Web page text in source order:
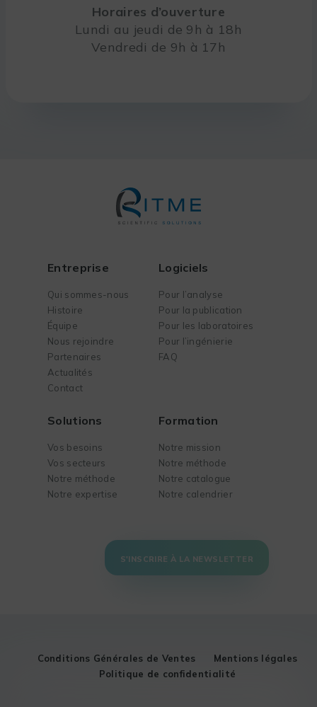
Horaires d’ouverture
Lundi au jeudi de 9h à 18h
Vendredi de 9h à 17h
Entreprise
Qui sommes-nous
Histoire
Équipe
Nous rejoindre
Partenaires
Actualités
Contact
Logiciels
Pour l’analyse
Pour la publication
Pour les laboratoires
Pour l’ingénierie
FAQ
Solutions
Vos besoins
Vos secteurs
Notre méthode
Notre expertise
Formation
Notre mission
Notre méthode
Notre catalogue
Notre calendrier
S'INSCRIRE À LA NEWSLETTER
Conditions Générales de Ventes
Mentions légales
Politique de confidentialité